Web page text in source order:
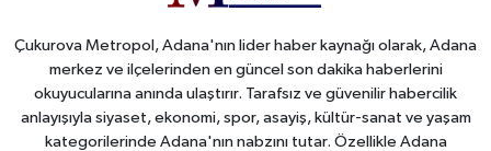
Çukurova Metropol, Adana'nın lider haber kaynağı olarak, Adana
merkez ve ilçelerinden en güncel son dakika haberlerini
okuyucularına anında ulaştırır. Tarafsız ve güvenilir habercilik
anlayışıyla siyaset, ekonomi, spor, asayiş, kültür-sanat ve yaşam
kategorilerinde Adana'nın nabzını tutar. Özellikle Adana